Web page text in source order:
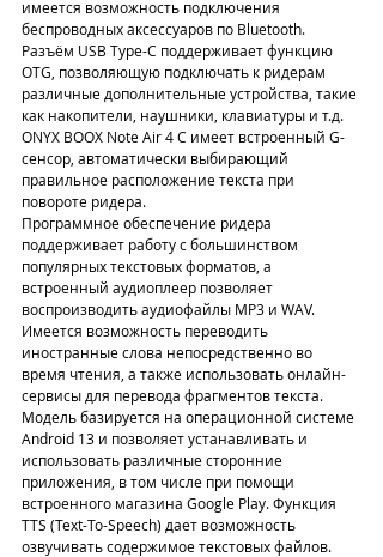
имеется возможность подключения
беспроводных аксессуаров по Bluetooth.
Разъём USB Type-C поддерживает функцию
OTG, позволяющую подключать к ридерам
различные дополнительные устройства, такие
как накопители, наушники, клавиатуры и т.д.
ONYX BOOX Note Air 4 С имеет встроенный G-
сенсор, автоматически выбирающий
правильное расположение текста при
повороте ридера.
Программное обеспечение ридера
поддерживает работу с большинством
популярных текстовых форматов, а
встроенный аудиоплеер позволяет
воспроизводить аудиофайлы MP3 и WAV.
Имеется возможность переводить
иностранные слова непосредственно во
время чтения, а также использовать онлайн-
сервисы для перевода фрагментов текста.
Модель базируется на операционной системе
Android 13 и позволяет устанавливать и
использовать различные сторонние
приложения, в том числе при помощи
встроенного магазина Google Play. Функция
TTS (Text-To-Speech) дает возможность
озвучивать содержимое текстовых файлов.